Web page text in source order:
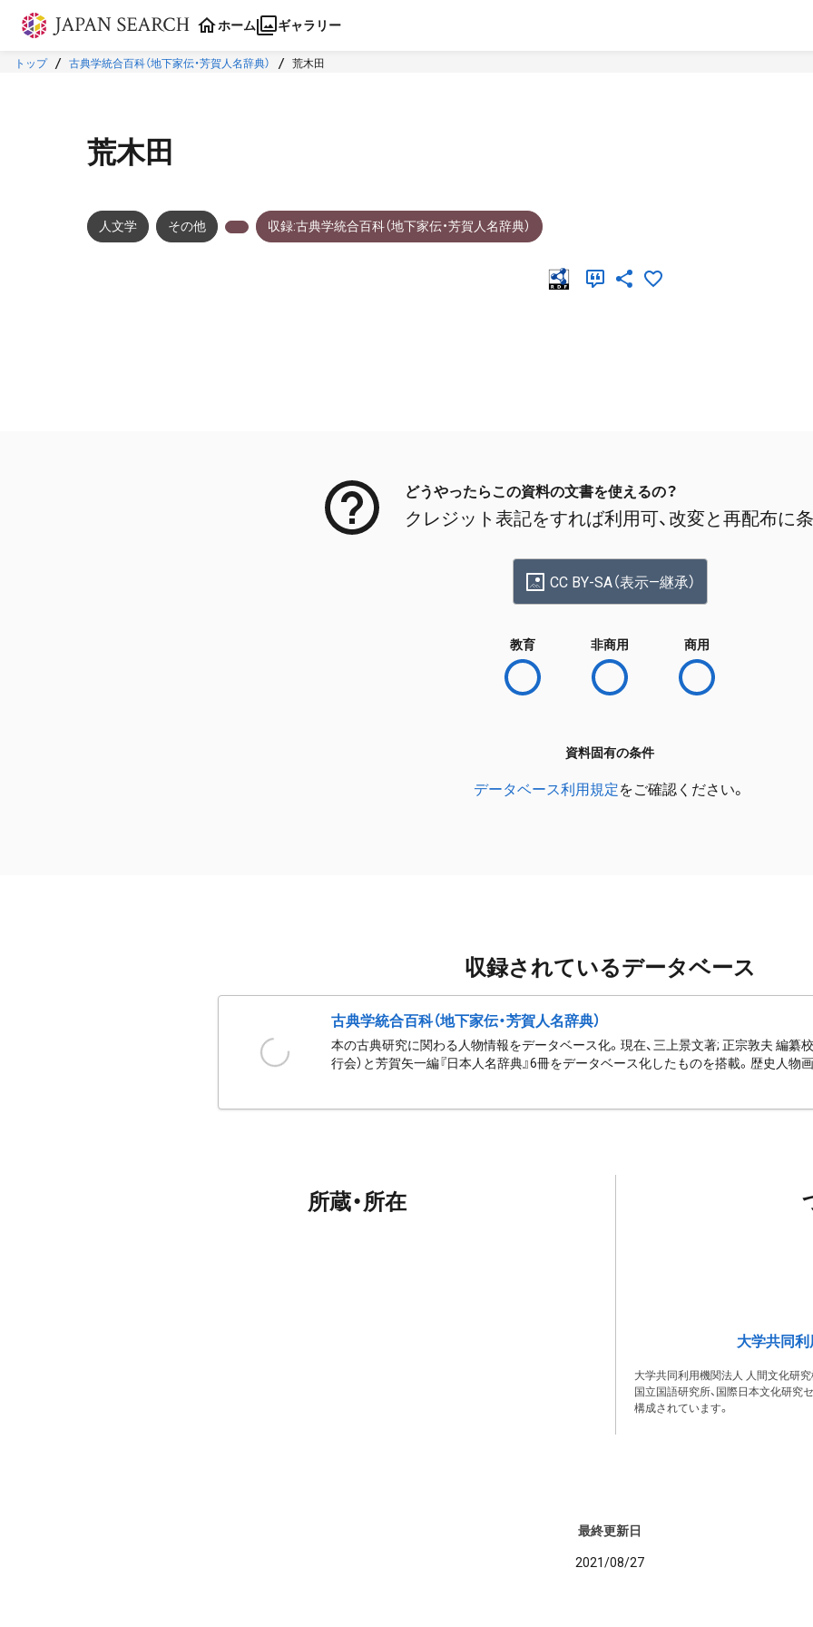
本文に飛ぶ
ホーム ギャラリー
トップ 古典学統合百科（地下家伝・芳賀人名辞典） 荒木田
荒木田
人文学 その他 収録:古典学統合百科（地下家伝・芳賀人名辞典）
どうやったらこの資料の文書を使えるの？
クレジット表記をすれば利用可、改変と再配布に
CC BY-SA（表示—継承）
教育 非商用 商用
資料固有の条件
データベース利用規定をご確認ください。
収録されているデータベース
古典学統合百科（地下家伝・芳賀人名辞典）
本の古典研究に関わる人物情報をデータベース化。現在、三上景文著; 正宗敦夫 編纂校
行会）と芳賀矢一編『日本人名辞典』6冊をデータベース化したものを搭載。歴史人物
所蔵・所在
大学共同
大学共同利用機関法人 人間文化研究
国立国語研究所、国際日本文化研究
構成されています。
最終更新日
2021/08/27